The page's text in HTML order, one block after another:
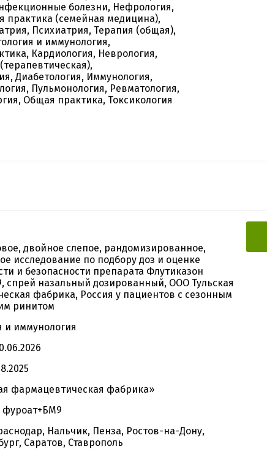
болезни, Нефрология,
практика (семейная медицина),
Психиатрия, Терапия (общая),
и иммунология,
Кардиология, Неврология,
Диабетология, Иммунология,
Пульмонология, Ревматология,
Общая практика, Токсикология
двойное слепое, рандомизированное,
исследование по подбору доз и оценке
и безопасности препарата Флутиказон
спрей назальный дозированный, ООО Тульская
фабрика, Россия у пациентов с сезонным
ринитом
и иммунология
фармацевтическая фабрика»
фуроат+БМ9
Нальчик, Пенза, Ростов-на-Дону,
Саратов, Ставрополь